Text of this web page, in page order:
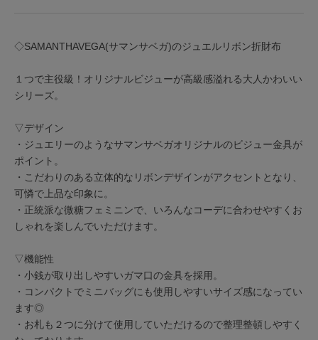
◇SAMANTHAVEGA(サマンサベガ)のジュエルリボン折財布
１つで主役級！オリジナルビジューが高級感溢れる大人かわいい
シリーズ。
▽デザイン
・ジュエリーのようなサマンサベガオリジナルのビジュー金具が
ポイント。
・こだわりのある立体的なリボンデザインがアクセントとなり、
可憐で上品な印象に。
・正統派な微糖フェミニンで、いろんなコーデに合わせやすくお
しゃれを楽しんでいただけます。
▽機能性
・小銭が取り出しやすいガマ口の金具を採用。
・コンパクトでミニバッグにも使用しやすいサイズ感になってい
ます◎
・お札も２つに分けて使用していただけるので整理整頓しやすく